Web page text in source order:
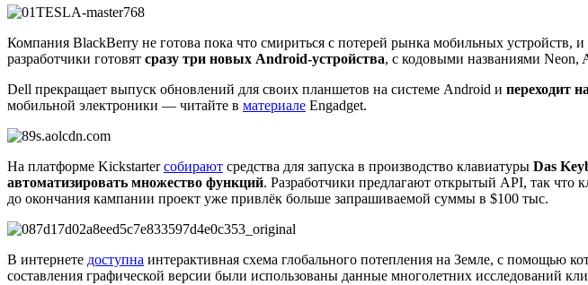
Компания BlackBerry не готова пока что смириться с потерей рынка мобильных устройств,
разработчики готовят сразу три новых Android-устройства, с кодовыми названиями Neon,
Dell прекращает выпуск обновлений для своих планшетов на системе Android и переходит
мобильной электроники — читайте в материале Engadget.
На платформе Kickstarterсобирают средства для запуска в производство клавиатуры Das
автоматизировать множество функций. Разработчики предлагают открытый API, так что
до окончания кампании проект уже привлёк больше запрашиваемой суммы в $100 тыс.
В интернете доступна интерактивная схема глобального потепления на Земле, с помощью
составления графической версии были использованы данные многолетних исследований